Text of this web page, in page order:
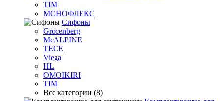
TIM
МОНОФЛЕКС
Сифоны
Grocenberg
McALPINE
TECE
Viega
HL
OMOIKIRI
TIM
Все категории (8)